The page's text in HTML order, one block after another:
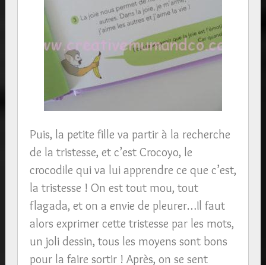
Puis, la petite fille va partir à la recherche
de la tristesse, et c’est Crocoyo, le
crocodile qui va lui apprendre ce que c’est,
la tristesse ! On est tout mou, tout
flagada, et on a envie de pleurer…Il faut
alors exprimer cette tristesse par les mots,
un joli dessin, tous les moyens sont bons
pour la faire sortir ! Après, on se sent